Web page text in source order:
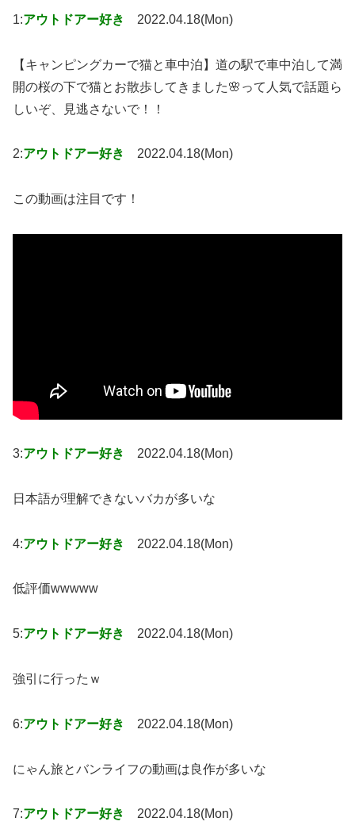
1:アウトドアー好き 2022.04.18(Mon)
【キャンピングカーで猫と車中泊】道の駅で車中泊して満
開の桜の下で猫とお散歩してきました🌸って人気で話題ら
しいぞ、見逃さないで！！
2:アウトドアー好き 2022.04.18(Mon)
この動画は注目です！
3:アウトドアー好き 2022.04.18(Mon)
日本語が理解できないバカが多いな
4:アウトドアー好き 2022.04.18(Mon)
低評価wwwww
5:アウトドアー好き 2022.04.18(Mon)
強引に行ったｗ
6:アウトドアー好き 2022.04.18(Mon)
にゃん旅とバンライフの動画は良作が多いな
7:アウトドアー好き 2022.04.18(Mon)